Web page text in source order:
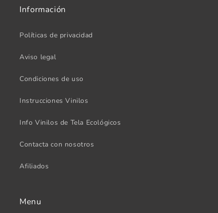
Información
Políticas de privacidad
Aviso legal
Condiciones de uso
Instrucciones Vinilos
Info Vinilos de Tela Ecológicos
Contacta con nosotros
Afiliados
Menu